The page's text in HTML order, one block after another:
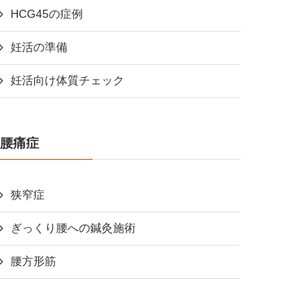
HCG45の症例
妊活の準備
妊活向け体質チェック
腰痛症
狭窄症
ぎっくり腰への鍼灸施術
腰方形筋